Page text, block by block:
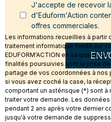
J'accepte de recevoir
d'Eduform'Action
offres commerciales.
Les informations recueillies à partir
traitement informatique fondé sur
EDUFORM'ACTION en sa qualité
finalités poursuivies sont la prise
partage de vos coordonnées à
si vous avez coché la case, la
comportant un astérisque (*) sont
traiter votre demande. Les
pendant 2 ans après votre dernier
jusqu'à votre demande de